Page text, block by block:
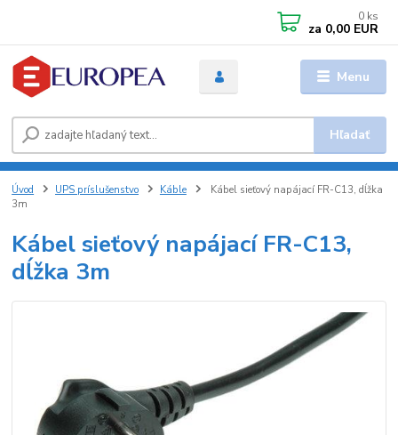
Menu
Hľadať
0 ks
za 0,00 EUR
Úvod UPS príslušenstvo Káble
Kábel sieťový napájací FR-C13, dĺžka
3m
Kábel sieťový napájací FR-C13,
dĺžka 3m